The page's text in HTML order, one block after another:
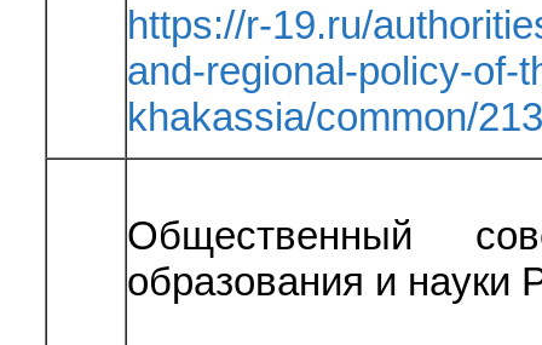
https://r-19.ru/
and-regional-policy-of-
khakassia/common/
Общественный
образования и науки